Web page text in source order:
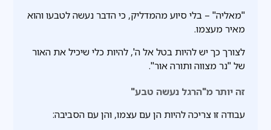
"מאליה" – בלי סיוע מהמדליק, כי הדבר נעשה לטבעו והוא
מאיר מעצמו.
לצורך כך יש להיות בטל אל ה', להיות כלי שיכיל את האור
של "נר מצווה ותורה אור".
זה יותר מ"הרגל נעשה טבע"
עבודה זו צריכה להיות הן עם עצמו, והן עם הסביבה: